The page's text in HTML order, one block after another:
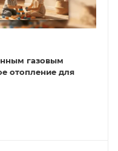
газовым
отопление для